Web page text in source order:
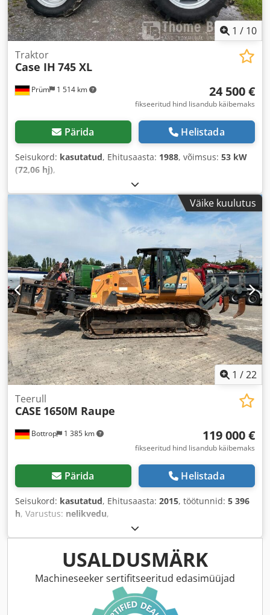
1 / 10
Prüm 1 514 km
Traktor
Case IH 745 XL
24 500 €
fikseeritud hind lisandub käibemaks
Pärida Helistada
Seisukord: kasutatud, Ehitusaasta: 1988, võimsus: 53 kW
(72,06 hj),
Väike kuulutus
1 /22
Bottrop 1 385 km
Teerull
CASE 1650M Raupe
119 000 €
fikseeritud hind lisandub käibemaks
Pärida Helistada
Seisukord: kasutatud, Ehitusaasta: 2015, töötunnid: 5 396
h, Varustus: nelikvedu,
USALDUSMÄRK
Machineseeker sertifitseeritud edasimüüjad